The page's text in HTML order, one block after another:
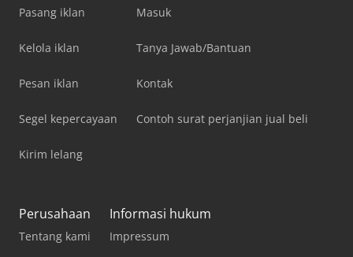
Pasang iklan
Kelola iklan
Pesan iklan
Segel kepercayaan
Kirim lelang
Masuk
Tanya Jawab/Bantuan
Kontak
Contoh surat perjanjian jual beli
Perusahaan
Tentang kami
Informasi hukum
Impressum